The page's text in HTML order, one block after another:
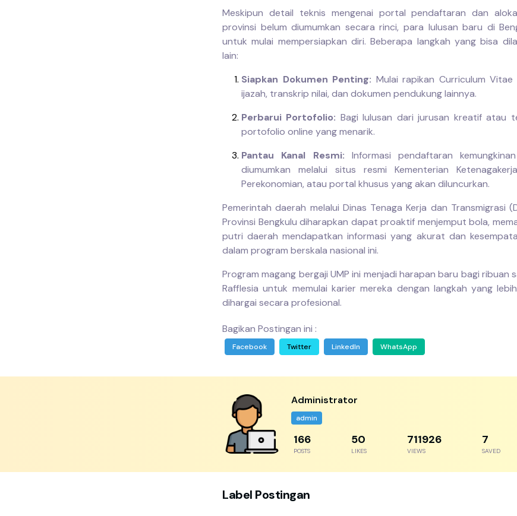
Meskipun detail teknis mengenai portal pendaftaran dan
provinsi belum diumumkan secara rinci, para lulusan baru di
untuk mulai mempersiapkan diri. Beberapa langkah yang bisa
lain:
Siapkan Dokumen Penting: Mulai rapikan Curriculum Vitae
ijazah, transkrip nilai, dan dokumen pendukung lainnya.
Perbarui Portofolio: Bagi lulusan dari jurusan kreatif atau
portofolio online yang menarik.
Pantau Kanal Resmi: Informasi pendaftaran
diumumkan melalui situs resmi Kementerian
Perekonomian, atau portal khusus yang akan diluncurkan.
Pemerintah daerah melalui Dinas Tenaga Kerja dan Transmigrasi
Provinsi Bengkulu diharapkan dapat proaktif menjemput bola,
putri daerah mendapatkan informasi yang akurat dan
dalam program berskala nasional ini.
Program magang bergaji UMP ini menjadi harapan baru bagi ribuan
Rafflesia untuk memulai karier mereka dengan langkah yang
dihargai secara profesional.
Bagikan Postingan ini :
Facebook Twitter LinkedIn WhatsApp
Administrator
admin
230
POSTS
69
LIKES
985743
VIEWS
9
SAVED
Label Postingan